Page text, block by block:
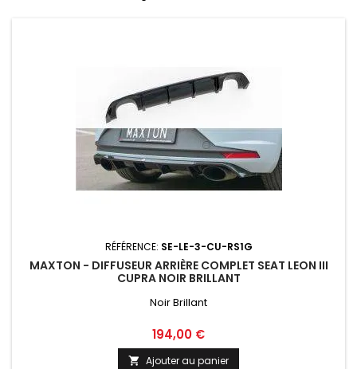
RÉFÉRENCE: SE-LE-3-CU-RS1G
MAXTON - DIFFUSEUR ARRIÈRE COMPLET SEAT LEON III
CUPRA NOIR BRILLANT
Noir Brillant
Prix
194,00 €
 Ajouter au panier